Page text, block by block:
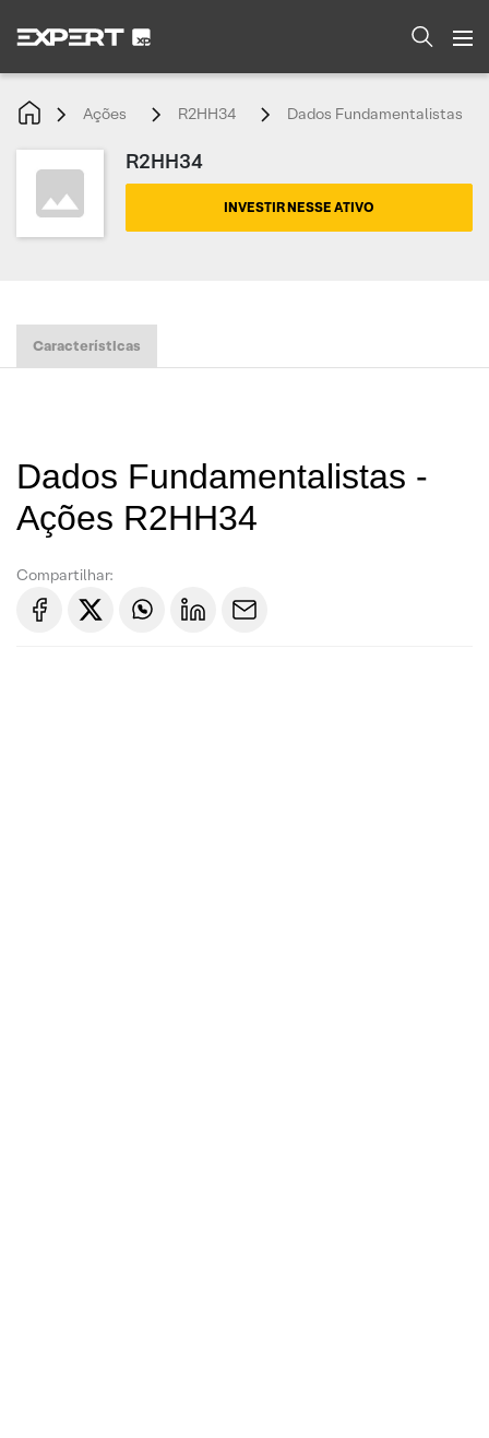
Ações R2HH34 Dados Fundamentalistas
R2HH34
INVESTIR NESSE ATIVO
Características
Dados Fundamentalistas -
Ações R2HH34
Compartilhar: